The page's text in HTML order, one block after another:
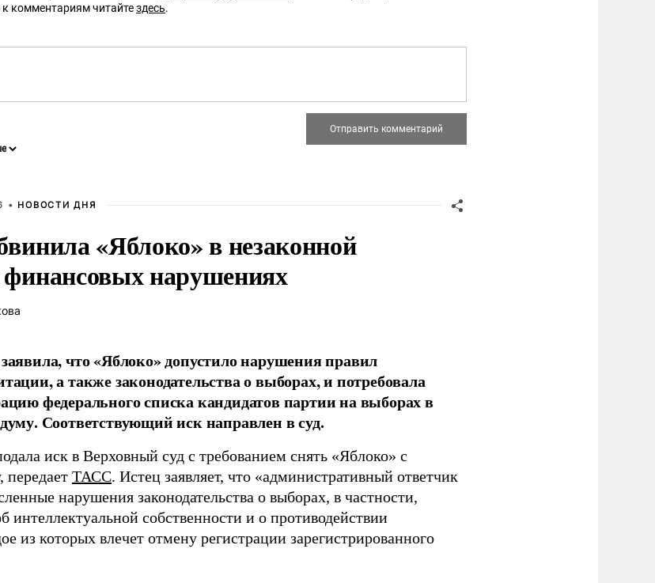
комментариям читайтездесь.
• НОВОСТИ ДНЯ
«Яблоко» в незаконной
нарушениях
что «Яблоко» допустило нарушения правил
а также законодательства о выборах, и потребовала
федерального списка кандидатов партии на выборах в
Соответствующий иск направлен в суд.
иск в Верховный суд с требованием снять «Яблоко» с
передает ТАСС. Истец заявляет, что «административный ответчик
нарушения законодательства о выборах, в частности,
интеллектуальной собственности и о противодействии
из которых влечет отмену регистрации зарегистрированного